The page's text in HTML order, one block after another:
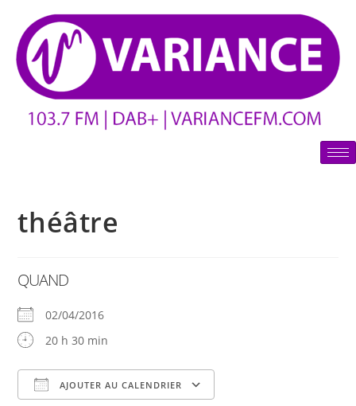
théâtre
QUAND
02/04/2016
20 h 30 min
AJOUTER AU CALENDRIER